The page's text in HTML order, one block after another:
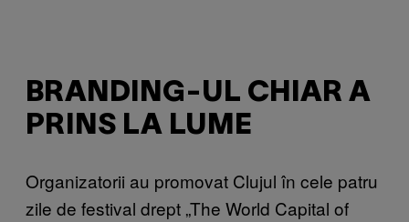
BRANDING-UL CHIAR A
PRINS LA LUME
Organizatorii au promovat Clujul în cele patru
zile de festival drept „The World Capital of